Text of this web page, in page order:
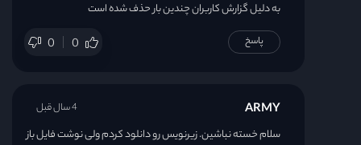
به دلیل گزارش کاربران چندین بار حذف شده است
0 0 پاسخ
ARMY
سلام خسته نباشین. زیرنویس رو دانلود کردم ولی نوشت فایل باز
4 سال قبل